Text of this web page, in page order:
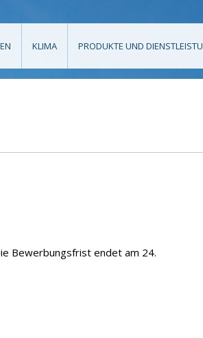
KLIMA PRODUKTE UND
Bewerbungsfrist endet am 24.